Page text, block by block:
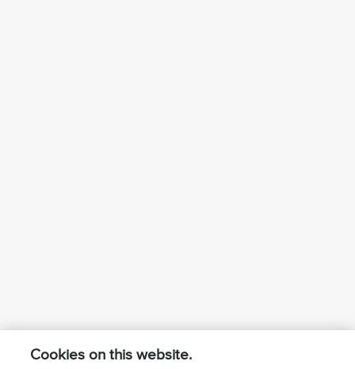
Cookies on this website.